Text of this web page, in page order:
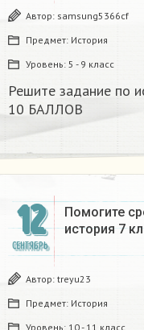
Автор: samsung5366cf
Предмет: История
Уровень: 5 - 9 класс
Решите задание по
10 БАЛЛОВ​
12
СЕНТЯБРЬ
Помогите
история 7
Автор: treyu23
Предмет: История
Уровень: 10 - 11 класс